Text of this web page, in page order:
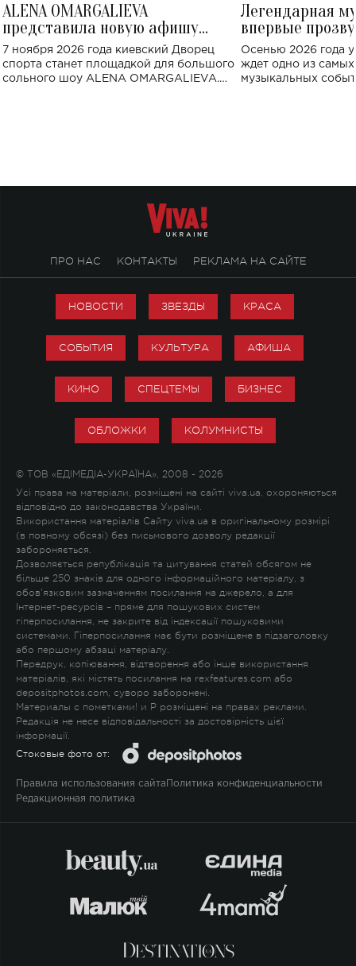
ALENA OMARGALIEVA
представила новую афишу
большого концерта во Дворце
спорта
7 ноября 2026 года киевский Дворец
спорта станет площадкой для большого
сольного шоу ALENA OMARGALIEVA.
Легендарная
впервые
Украине: где
Осенью 2026 года
ждет одно из
музыкальных
ПРО НАС КОНТАКТЫ РЕКЛАМА НА САЙТЕ
НОВОСТИ ЗВЕЗДЫ КРАСА
СОБЫТИЯ КУЛЬТУРА АФИША
КИНО СПЕЦТЕМЫ БИЗНЕС
ОБЛОЖКИ КОЛУМНИСТЫ
© ТОВ «ЕДІМЕДІА-УКРАЇНА», 2008 - 2026
Усі права на матеріали, розміщені на сайті viva.ua, охороняються
відповідно до законодавства України.
Використання матеріалів Сайту viva.ua в оригінальному розмірі
(в повному обсязі) без письмового дозволу редакції
забороняється.
Дозволяється републікація та цитування статей обсягом не
більше 250 знаків для одного інформаційного матеріалу, з
обов'язковим зазначенням посилання на джерело, а для
Інтернет-ресурсів – пряме для пошукових систем
гіперпосилання, не закрите від індексації пошуковими
системами. Гіперпосилання має бути розміщене в підзаголовку
або першому абзаці матеріалу.
Передрук, копіювання, відтворення або інше використання
матеріалів, які містять посилання на rexfeatures.com або
depositphotos.com, суворо заборонені.
Материалы с пометками! и P розміщені на правах реклами.
Редакція не несе відповідальності за достовірність цієї
інформації.
Стоковые фото от:
Правила использования сайта Политика конфиденциальности
Редакционная политика